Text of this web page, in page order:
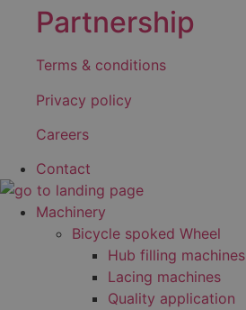
Partnership
Terms & conditions
Privacy policy
Careers
Contact
Machinery
Bicycle spoked Wheel
Hub filling machines
Lacing machines
Quality application